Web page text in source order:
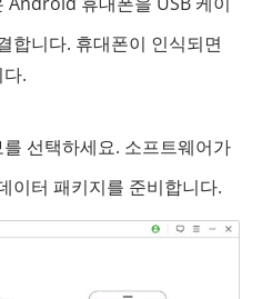
합니다. 휴대폰이 인식되면
.
선택하세요. 소프트웨어가
이터 패키지를 준비합니다.